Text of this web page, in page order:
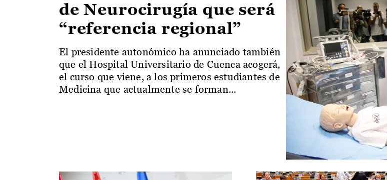
de Neurocirugía que será
“referencia regional”
El presidente autonómico ha anunciado también
que el Hospital Universitario de Cuenca acogerá,
el curso que viene, a los primeros estudiantes de
Medicina que actualmente se forman...